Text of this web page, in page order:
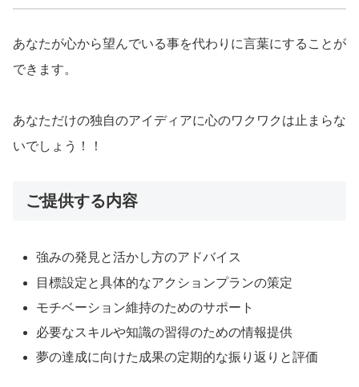
あなたが心から望んでいる事を代わりに言葉にすることが
できます。
あなただけの独自のアイディアに心のワクワクは止まらな
いでしょう！！
ご提供する内容
強みの発見と活かし方のアドバイス
目標設定と具体的なアクションプランの策定
モチベーション維持のためのサポート
必要なスキルや知識の習得のための情報提供
夢の達成に向けた成果の定期的な振り返りと評価